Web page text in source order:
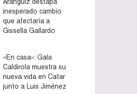
inesperado cambio
que afectaría a
Gissella Gallardo
«En casa»: Gala
Caldirola muestra su
nueva vida en Catar
junto a Luis Jiménez